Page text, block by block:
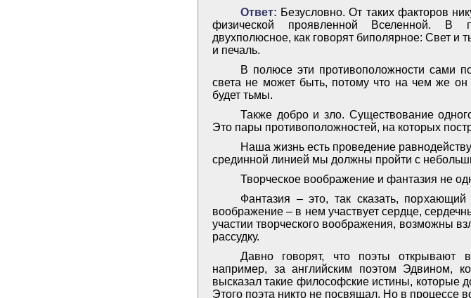
Ответ: Безусловно. От таких факторов
физической проявленной Вселенной. В
двухполюсное, как говорят биполярное: Свет и
и печаль.
В полюсе эти противоположности сами
света не может быть, потому что на чем же он
будет тьмы.
Также добро и зло. Существование
Это пары противоположностей, на которых
Наша жизнь есть проведение
срединной линией мы должны пройти с
Творческое воображение и фантазия не
Фантазия – это, так сказать,
воображение – в нем участвует сердце,
участии творческого воображения, возможны
рассудку.
Давно говорят, что поэты открывают
например, за английским поэтом Эдвином,
высказал такие философские истины, которые
Этого поэта никто не посвящал. Но в процессе